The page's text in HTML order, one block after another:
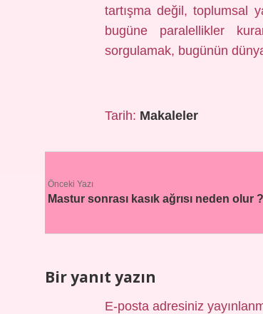
tartışma değil, toplumsal
bugüne paralellikler
sorgulamak, bugünün
Tarih: Makaleler
Önceki Yazı
Mastur sonrası kasık ağrısı neden olur ?
Bir yanıt yazın
E-posta adresiniz